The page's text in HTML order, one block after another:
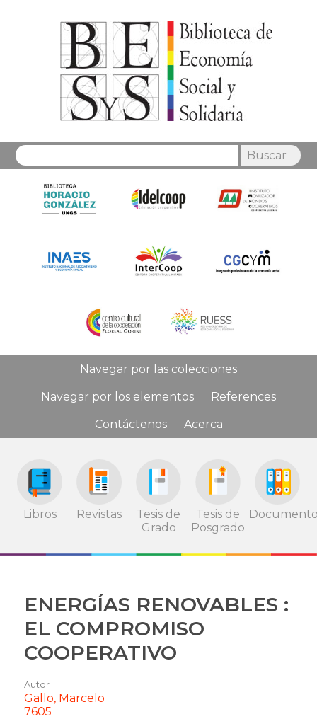
Buscar
Navegar por las colecciones
Navegar por los elementos References
Contáctenos Acerca
Libros Revistas
Tesis de
Grado
Tesis de
Posgrado
ENERGÍAS RENOVABLES :
EL COMPROMISO
COOPERATIVO
Autor
Gallo, Marcelo
7605